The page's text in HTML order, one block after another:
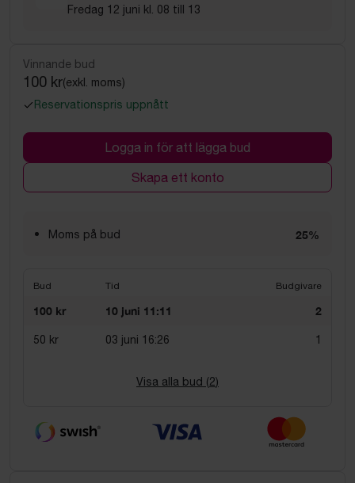
Fredag 12 juni kl. 08 till 13
Vinnande bud
100 kr(exkl. moms)
Reservationspris uppnått
Logga in för att lägga bud
Skapa ett konto
Moms på bud 25%
Bud Tid Budgivare
100 kr 10 juni 11:11 2
50 kr 03 juni 16:26 1
Visa alla bud (2)